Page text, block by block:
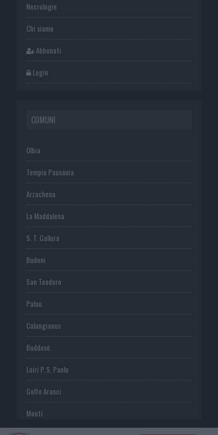
Necrologie
Chi siamo
Abbonati
Login
COMUNI
Olbia
Tempio Pausania
Arzachena
La Maddalena
S. T. Gallura
Budoni
San Teodoro
Palau
Calangianus
Buddusò
Loiri P. S. Paolo
Golfo Aranci
Monti